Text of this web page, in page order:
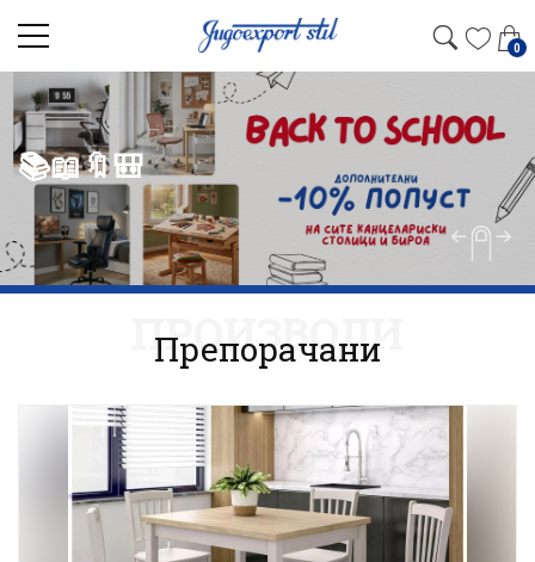
0
📚📖🔖🎒
Препорачани
ПРОИЗВОДИ